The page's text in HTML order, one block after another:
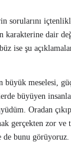
sorularını
karakterine dair
ise şu
büyük meselesi,
büyüyen
Oradan
gerçekten zor
bunu görüyoruz.